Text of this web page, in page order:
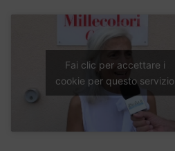
Fai clic per accettare i
cookie per questo servizio